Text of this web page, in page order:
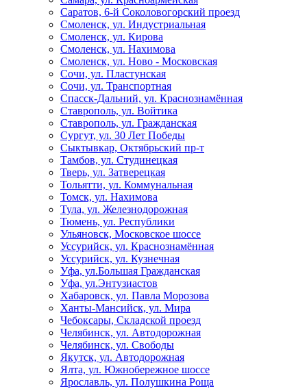
Саратов, 6-й Соколовогорский проезд
Смоленск, ул. Индустриальная
Смоленск, ул. Кирова
Смоленск, ул. Нахимова
Смоленск, ул. Ново - Московская
Сочи, ул. Пластунская
Сочи, ул. Транспортная
Спасск-Дальний, ул. Краснознамённая
Ставрополь, ул. Войтика
Ставрополь, ул. Гражданская
Сургут, ул. 30 Лет Победы
Сыктывкар, Октябрьский пр-т
Тамбов, ул. Студинецкая
Тверь, ул. Затверецкая
Тольятти, ул. Коммунальная
Томск, ул. Нахимова
Тула, ул. Железнодорожная
Тюмень, ул. Республики
Ульяновск, Московское шоссе
Уссурийск, ул. Краснознамённая
Уссурийск, ул. Кузнечная
Уфа, ул.Большая Гражданская
Уфа, ул.Энтузиастов
Хабаровск, ул. Павла Морозова
Ханты-Мансийск, ул. Мира
Чебоксары, Складской проезд
Челябинск, ул. Автодорожная
Челябинск, ул. Свободы
Якутск, ул. Автодорожная
Ялта, ул. Южнобережное шоссе
Ярославль, ул. Полушкина Роща